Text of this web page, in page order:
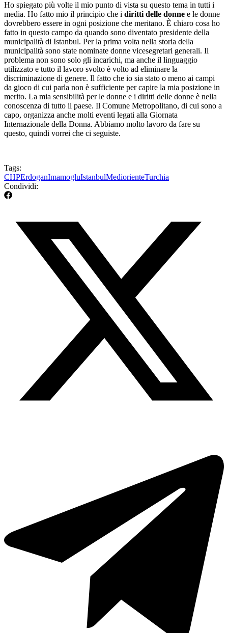
Ho spiegato più volte il mio punto di vista su questo tema in tutti i
media. Ho fatto mio il principio che i diritti delle donne e le donne
dovrebbero essere in ogni posizione che meritano. È chiaro cosa ho
fatto in questo campo da quando sono diventato presidente della
municipalità di Istanbul. Per la prima volta nella storia della
municipalità sono state nominate donne vicesegretari generali. Il
problema non sono solo gli incarichi, ma anche il linguaggio
utilizzato e tutto il lavoro svolto è volto ad eliminare la
discriminazione di genere. Il fatto che io sia stato o meno ai campi
da gioco di cui parla non è sufficiente per capire la mia posizione in
merito. La mia sensibilità per le donne e i diritti delle donne è nella
conoscenza di tutto il paese. Il Comune Metropolitano, di cui sono a
capo, organizza anche molti eventi legati alla Giornata
Internazionale della Donna. Abbiamo molto lavoro da fare su
questo, quindi vorrei che ci seguiste.
Tags:
CHPErdoganImamogluIstanbulMediorienteTurchia
Condividi: